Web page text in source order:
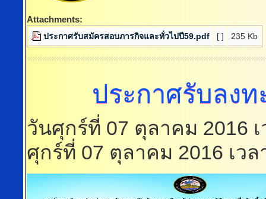
Attachments:
ประกาศรับสมัครสอบภารกิจและทั่วไปปี59.pdf [ ] 235 Kb
ประกาศรับลง
วันศุกร์ที่ 07 ตุลาคม 2016
ศุกร์ที่ 07 ตุลาคม 2016 เว